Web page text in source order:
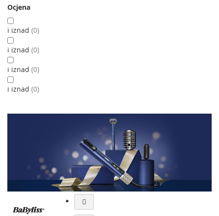
Ocjena
i iznad 0
i iznad 0
i iznad 0
i iznad 0